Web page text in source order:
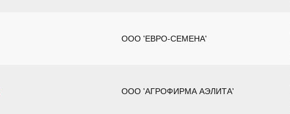
ООО 'ЕВРО-СЕМЕНА'
ООО 'АГРОФИРМА АЭЛИТА'